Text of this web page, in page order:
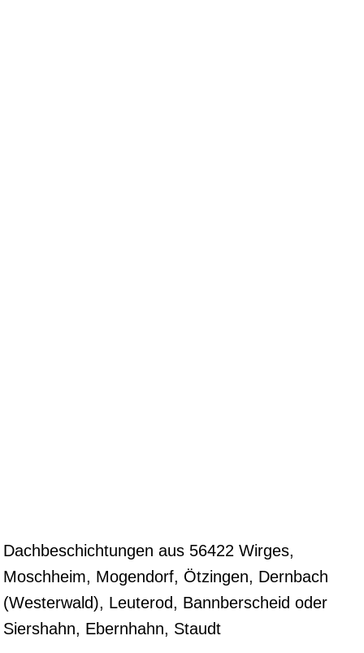
Dachbeschichtungen aus 56422 Wirges,
Moschheim, Mogendorf, Ötzingen, Dernbach
(Westerwald), Leuterod, Bannberscheid oder
Siershahn, Ebernhahn, Staudt